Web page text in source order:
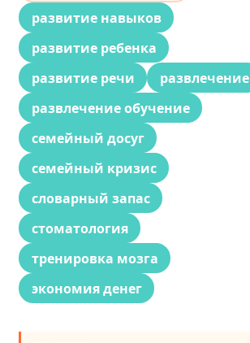
развитие навыков
развитие ребенка
развитие речи
развлечение
развлечение обучение
семейный досуг
семейный кризис
словарный запас
стоматология
тренировка мозга
экономия денег